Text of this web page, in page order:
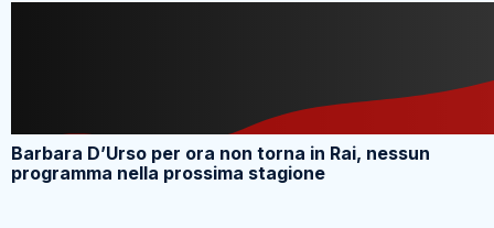
Barbara D’Urso per ora non torna in Rai, nessun
programma nella prossima stagione